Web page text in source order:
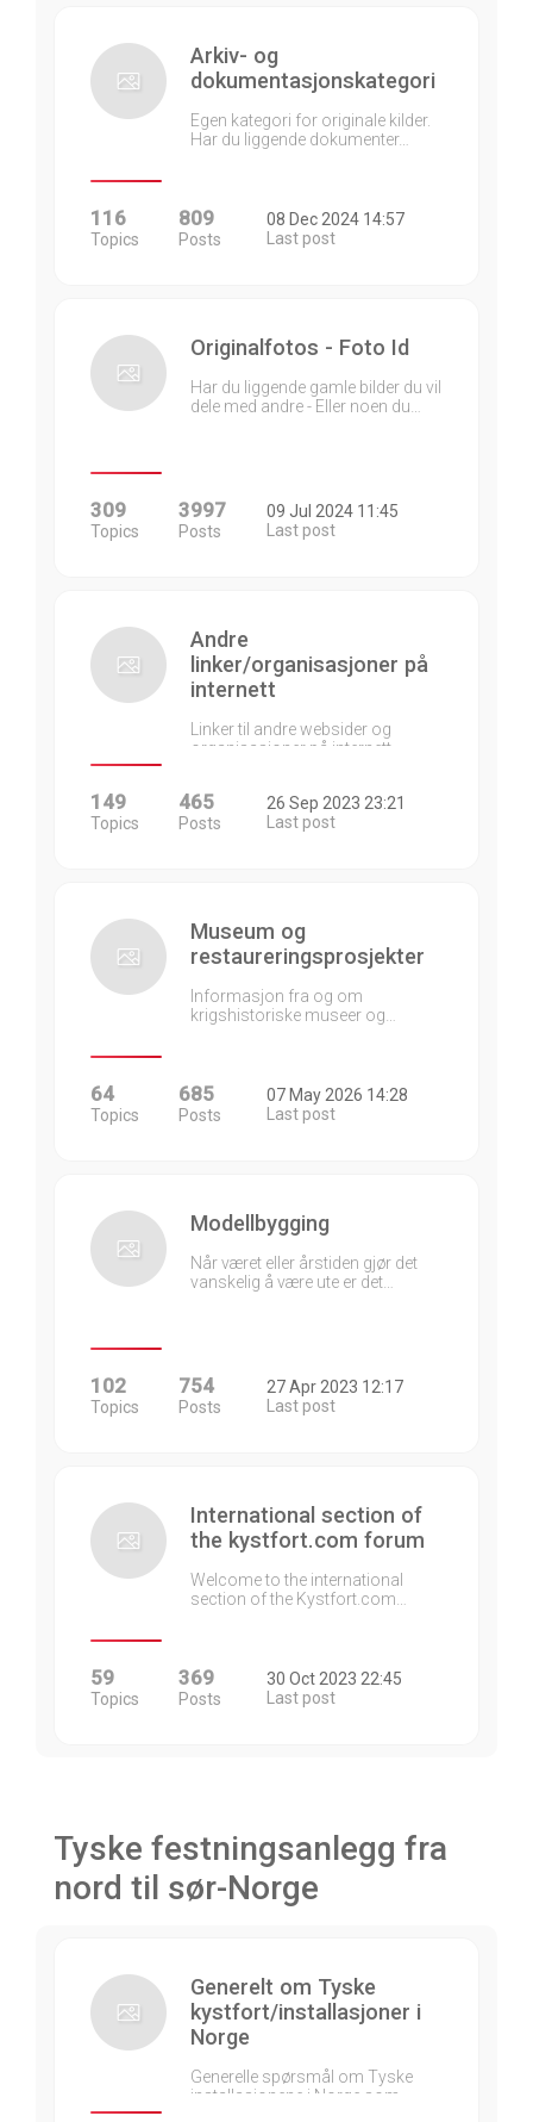
Arkiv- og
dokumentasjonskategori
Egen kategori for originale kilder.
Har du liggende dokumenter…
116
Topics
809
Posts
08 Dec 2024 14:57
Last post
Originalfotos - Foto Id
Har du liggende gamle bilder du vil
dele med andre - Eller noen du…
309
Topics
3997
Posts
09 Jul 2024 11:45
Last post
Andre
linker/organisasjoner på
internett
Linker til andre websider og
organisasjoner på internett…
149
Topics
465
Posts
26 Sep 2023 23:21
Last post
Museum og
restaureringsprosjekter
Informasjon fra og om
krigshistoriske museer og…
64
Topics
685
Posts
07 May 2026 14:28
Last post
Modellbygging
Når været eller årstiden gjør det
vanskelig å være ute er det…
102
Topics
754
Posts
27 Apr 2023 12:17
Last post
International section of
the kystfort.com forum
Welcome to the international
section of the Kystfort.com…
59
Topics
369
Posts
30 Oct 2023 22:45
Last post
Tyske festningsanlegg fra
nord til sør-Norge
Generelt om Tyske
kystfort/installasjoner i
Norge
Generelle spørsmål om Tyske
installasjonene i Norge som…